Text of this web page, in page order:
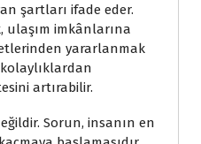
şartları ifade eder.
ulaşım imkânlarına
yararlanmak
artırabilir.
Sorun, insanın en